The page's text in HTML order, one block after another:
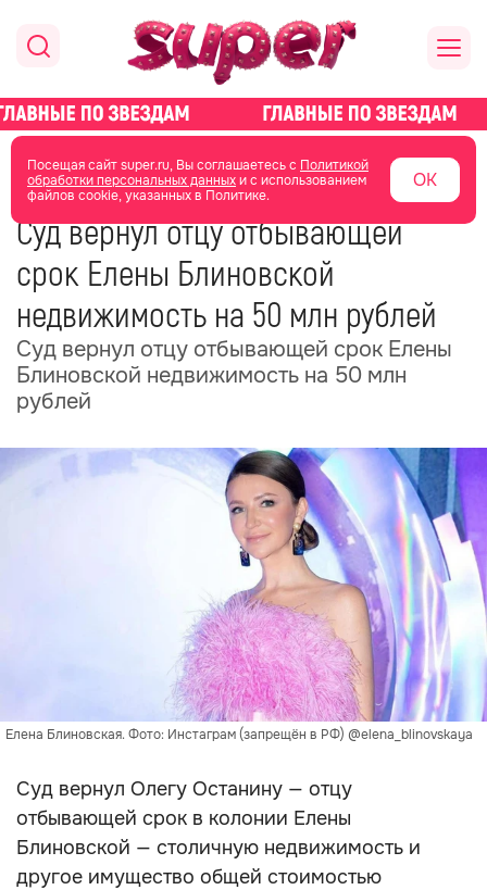
Посещая сайт super.ru, Вы соглашаетесь с Политикой
обработки персональных данныхи с использованием
файлов cookie, указанных в Политике.
ОК
главная новости о звездах новости
06 июля 05:27
Суд вернул отцу отбывающей
срок Елены Блиновской
недвижимость на 50 млн рублей
Суд вернул отцу отбывающей срок Елены
Блиновской недвижимость на 50 млн
рублей
Елена Блиновская. Фото: Инстаграм (запрещён в РФ) @elena_blinovskaya
Суд вернул Олегу Останину — отцу
отбывающей срок в колонии Елены
Блиновской — столичную недвижимость и
другое имущество общей стоимостью